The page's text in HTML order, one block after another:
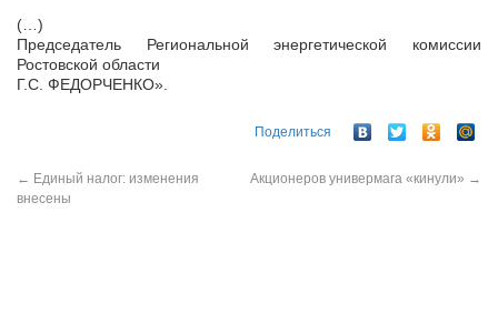
(…)
Председатель Региональной энергетической комиссии
Ростовской области
Г.С. ФЕДОРЧЕНКО».
Поделиться
← Единый налог: изменения
внесены
Акционеров универмага «кинули» →